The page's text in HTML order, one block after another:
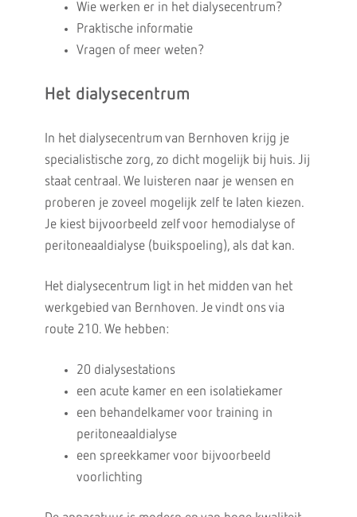
Wie werken er in het dialysecentrum?
Praktische informatie
Vragen of meer weten?
Het dialysecentrum
In het dialysecentrum van Bernhoven krijg je
specialistische zorg, zo dicht mogelijk bij huis. Jij
staat centraal. We luisteren naar je wensen en
proberen je zoveel mogelijk zelf te laten kiezen.
Je kiest bijvoorbeeld zelf voor hemodialyse of
peritoneaaldialyse (buikspoeling), als dat kan.
Het dialysecentrum ligt in het midden van het
werkgebied van Bernhoven. Je vindt ons via
route 210. We hebben:
20 dialysestations
een acute kamer en een isolatiekamer
een behandelkamer voor training in
peritoneaaldialyse
een spreekkamer voor bijvoorbeeld
voorlichting